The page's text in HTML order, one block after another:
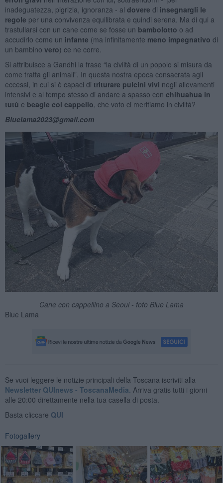
inadeguatezza, pigrizia, ignoranza - al dovere di insegnargli le
regole per una convivenza equilibrata e quindi serena. Ma di qui a
trastullarsi con un cane come se fosse un bambolotto o ad
accudirlo come un infante (ma infinitamente meno impegnativo di
un bambino vero) ce ne corre.
Si attribuisce a Gandhi la frase “la civiltà di un popolo si misura da
come tratta gli animali”. In questa nostra epoca consacrata agli
eccessi, in cui si è capaci di triturare pulcini vivi negli allevamenti
intensivi e al tempo stesso di andare a spasso con chihuahua in
tutù e beagle col cappello che voto ci meritiamo in civiltá?
Bluelama2023@gmail.com
Cane con cappellino a Seoul - foto Blue Lama
Blue Lama
Se vuoi leggere le notizie principali della Toscana iscriviti alla
Newsletter QUInews - ToscanaMedia. Arriva gratis tutti i giorni
alle 20:00 direttamente nella tua casella di posta.
Basta cliccare QUI
Fotogallery